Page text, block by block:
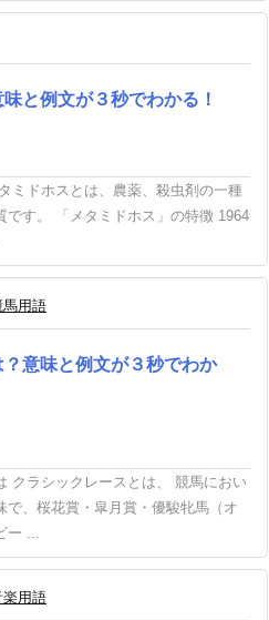
と例文が３秒でわかる！
ミドホスとは、農薬、殺虫剤の一種
です。 「メタミドホス」の特徴 1964
馬用語
？意味と例文が３秒でわか
クラシックレースとは、 競馬におい
、桜花賞・皐月賞・優駿牝馬（オ
ー ...
楽用語